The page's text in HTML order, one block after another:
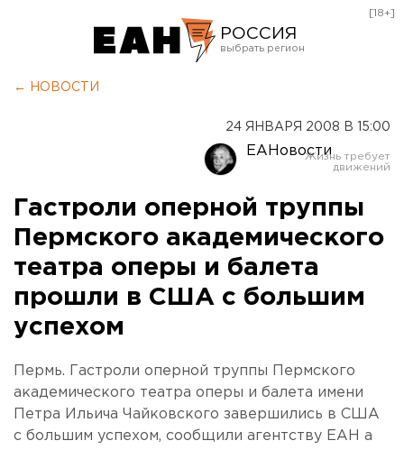
РОССИЯ
Оренбург
[18+]
← НОВОСТИ
24 ЯНВАРЯ 2008 В 15:00
ЕАНовости
Гастроли оперной труппы
Пермского академического
театра оперы и балета
прошли в США с большим
успехом
Пермь. Гастроли оперной труппы Пермского
академического театра оперы и балета имени
Петра Ильича Чайковского завершились в США
с большим успехом, сообщили агентству ЕАН а